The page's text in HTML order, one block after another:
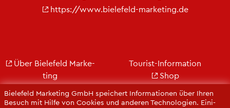
Bie­le­feld Mar­ke­ting GmbH spei­chert In­for­ma­tio­nen über Ihren
Be­such mit Hilfe von Coo­kies und an­de­ren Tech­no­lo­gi­en. Ei­ni­
https://​www.​bielefeld-​marketing.​de
Über Bie­le­feld Mar­ke­
ting
Jobs
Kon­takt
Tou­rist-In­for­ma­ti­on
Shop
City Bie­le­feld
Bie­le­feld-Gut­schein